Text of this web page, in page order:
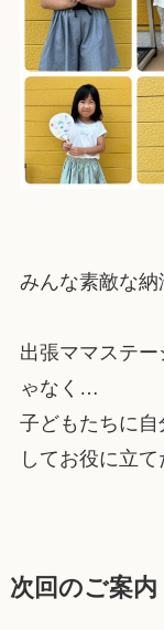
みんな素敵な納
出張ママステ
ゃなく…
子どもたちに自
してお役に立て
次回のご案内